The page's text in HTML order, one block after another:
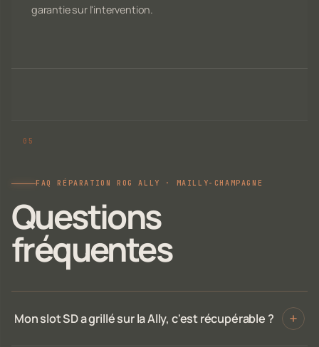
garantie sur l'intervention.
FAQ RÉPARATION ROG ALLY · MAILLY-CHAMPAGNE
Questions
fréquentes
Mon slot SD a grillé sur la Ally, c'est récupérable ?